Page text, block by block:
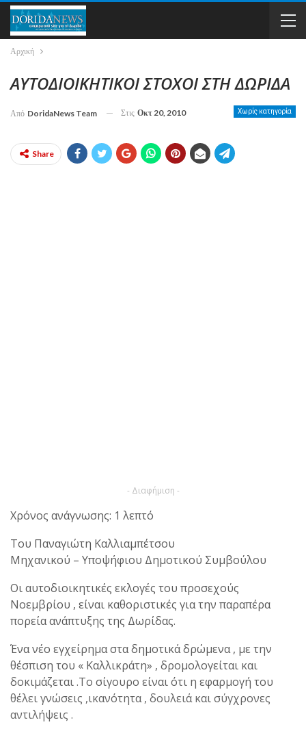
Αρχική
AΥΤΟΔΙΟΙΚΗΤΙΚΟΙ ΣΤΟΧΟΙ ΣΤΗ ΔΩΡΙΔΑ
Χωρίς κατηγορία
Από DoridaNews Team Στις Οκτ 20, 2010
Share
- Διαφήμιση -
Χρόνος ανάγνωσης: 1 λεπτό
Του Παναγιώτη Καλλιαμπέτσου
Μηχανικού – Υποψήφιου Δημοτικού Συμβούλου
Οι αυτοδιοικητικές εκλογές του προσεχούς
Νοεμβρίου , είναι καθοριστικές για την παραπέρα
πορεία ανάπτυξης της Δωρίδας.
Ένα νέο εγχείρημα στα δημοτικά δρώμενα , με την
θέσπιση του « Καλλικράτη» , δρομολογείται και
δοκιμάζεται .Το σίγουρο είναι ότι η εφαρμογή του
θέλει γνώσεις ,ικανότητα , δουλειά και σύγχρονες
αντιλήψεις .